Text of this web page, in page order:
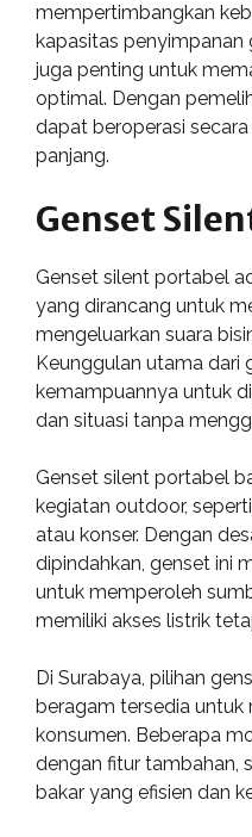
mempertimbangkan
kapasitas penyimpanan
juga penting untuk
optimal. Dengan
dapat beroperasi
panjang.
Genset
Genset silent portabel
yang dirancang untuk
mengeluarkan suara
Keunggulan utama dari
kemampuannya untuk
dan situasi tanpa
Genset silent portabel
kegiatan outdoor,
atau konser. Dengan
dipindahkan, genset ini
untuk memperoleh
memiliki akses listrik
Di Surabaya, pilihan
beragam tersedia untuk
konsumen. Beberapa
dengan fitur tambahan,
bakar yang efisien dan